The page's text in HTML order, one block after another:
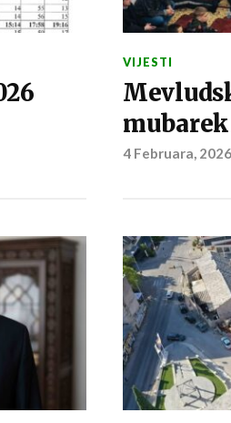
VIJESTI
4 Februara, 2026